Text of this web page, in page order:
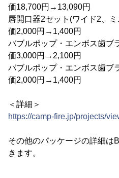
価18,700円→13,090円
唇開口器2セット(ワ
価2,000円→1,400円
バブルポップ・エンボス歯ブ
価3,000円→2,100円
バブルポップ・エンボス歯ブ
価2,000円→1,400円
＜詳細＞
https://camp-fire.jp/projects/
その他のパッケージの詳細は
きます。